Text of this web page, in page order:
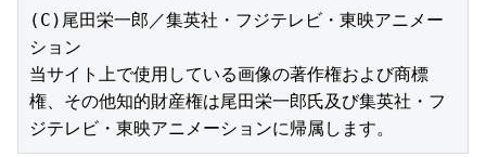
(C)尾田栄一郎／集英社・フジテレビ・東映アニメー
ション
当サイト上で使用している画像の著作権および商標
権、その他知的財産権は尾田栄一郎氏及び集英社・フ
ジテレビ・東映アニメーションに帰属します。